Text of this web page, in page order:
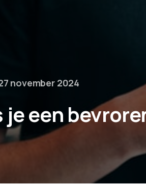
november 2024
je een